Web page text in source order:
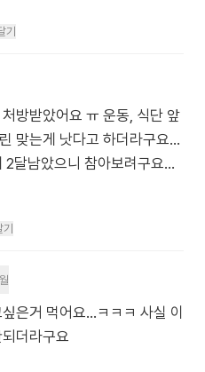
기
방받았어요 ㅠ 운동, 식단 앞
맞는게 낫다고 하더라구요...
달남았으니 참아보려구요...
은거 먹어요...ㅋㅋㅋ 사실 이
더라구요